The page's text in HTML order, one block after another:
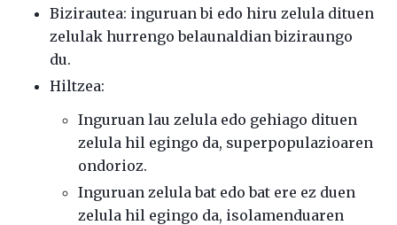
Bizirautea: inguruan bi edo hiru zelula dituen
zelulak hurrengo belaunaldian biziraungo
du.
Hiltzea:
Inguruan lau zelula edo gehiago dituen
zelula hil egingo da, superpopulazioaren
ondorioz.
Inguruan zelula bat edo bat ere ez duen
zelula hil egingo da, isolamenduaren